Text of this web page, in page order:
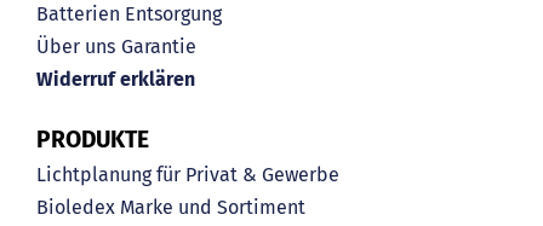
Batterien Entsorgung
Über uns Garantie
Widerruf erklären
PRODUKTE
Lichtplanung für Privat & Gewerbe
Bioledex Marke und Sortiment